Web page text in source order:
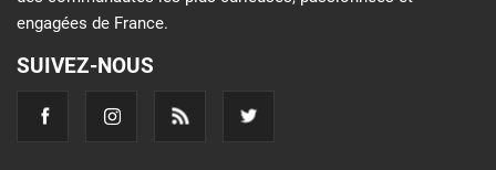
engagées de France.
SUIVEZ-NOUS